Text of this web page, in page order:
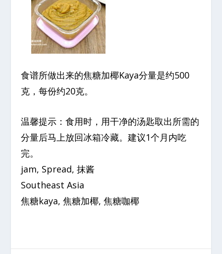
食谱所做出来的焦糖加椰Kaya分量是约500
克，每份约20克。
温馨提示：食用时，用干净的汤匙取出所需的
分量后马上放回冰箱冷藏。建议1个月内吃
完。
jam, Spread, 抹酱
Southeast Asia
焦糖kaya, 焦糖加椰, 焦糖咖椰